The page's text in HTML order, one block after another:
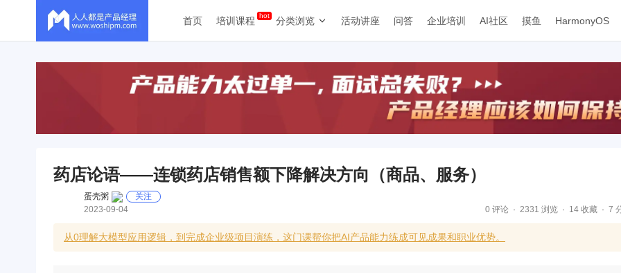
首页 培训课程 分类浏览 活动讲座 问答 企业培训 AI社区 摸鱼 HarmonyOS
药店论语——连锁药店销售额下降解决方向（商品、服务）
蛋壳粥
关注
2023-09-04
0 评论 2331 浏览 14 收藏 7
从0理解大模型应用逻辑，到完成企业级项目演练，这门课帮你把AI产品能力练成可见成果和职业优势。